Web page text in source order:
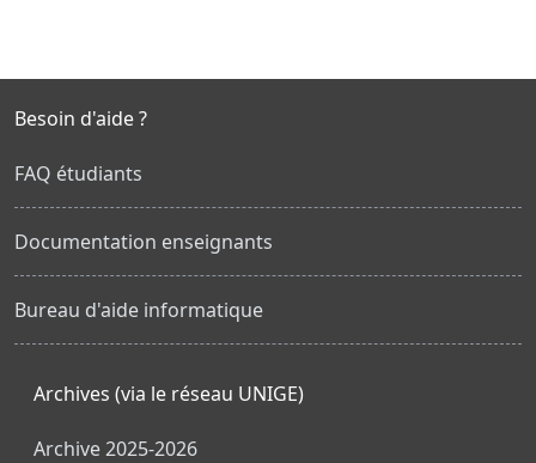
Besoin d'aide ?
FAQ étudiants
Documentation enseignants
Bureau d'aide informatique
Archives (via le réseau UNIGE)
Archive 2025-2026